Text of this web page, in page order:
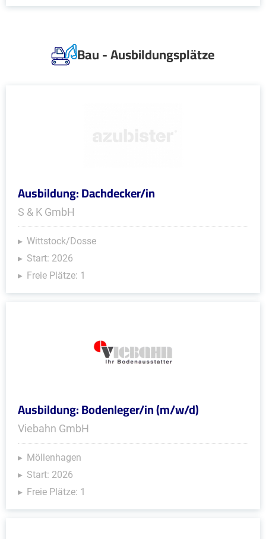
Bau - Ausbildungsplätze
Ausbildung: Dachdecker/in
S & K GmbH
Wittstock/Dosse
Start: 2026
Freie Plätze: 1
Ausbildung: Bodenleger/in (m/w/d)
Viebahn GmbH
Möllenhagen
Start: 2026
Freie Plätze: 1